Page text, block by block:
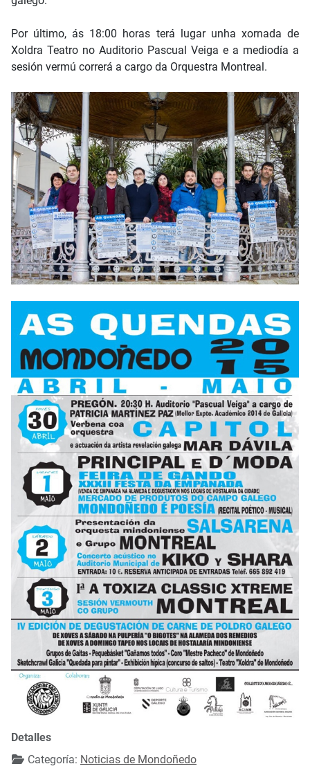
Por último, ás 18:00 horas terá lugar unha xornada de
Xoldra Teatro no Auditorio Pascual Veiga e a mediodía a
sesión vermú correrá a cargo da Orquestra Montreal.
Detalles
Categoría: Noticias de Mondoñedo